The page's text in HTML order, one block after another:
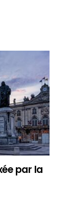
par la